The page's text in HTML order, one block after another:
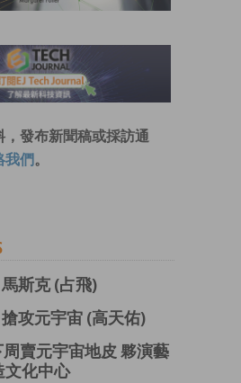
，發布新聞稿或採訪通
我們 。
斯克 (占飛)
攻元宇宙 (高天佑)
周賣元宇宙地皮 夥演藝
文化中心